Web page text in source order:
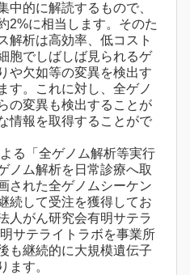
中的に解読するもので、
2%に相当します。そのた
解析は高効率、低コスト
胞でしばしば見られるゲ
や欠如等の変異を検出す
す。これに対し、全ゲノ
の変異も検出することが
情報を取得することがで
る「全ゲノム解析等実行
ノム解析を日常診療へ取
された全ゲノムシーケン
続して受注を獲得してお
人がん研究会有明サテラ
サテライトラボを事業所
も継続的に大規模遺伝子
ます。